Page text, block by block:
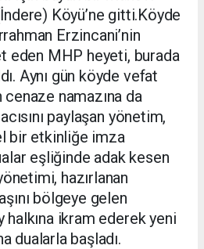
Köyü’ne gitti.Köyde
Erzincani’nin
eden MHP heyeti, burada
Aynı gün köyde vefat
namazına da
paylaşan yönetim,
bir etkinliğe imza
eşliğinde adak kesen
hazırlanan
bölgeye gelen
ikram ederek yeni
dualarla başladı.